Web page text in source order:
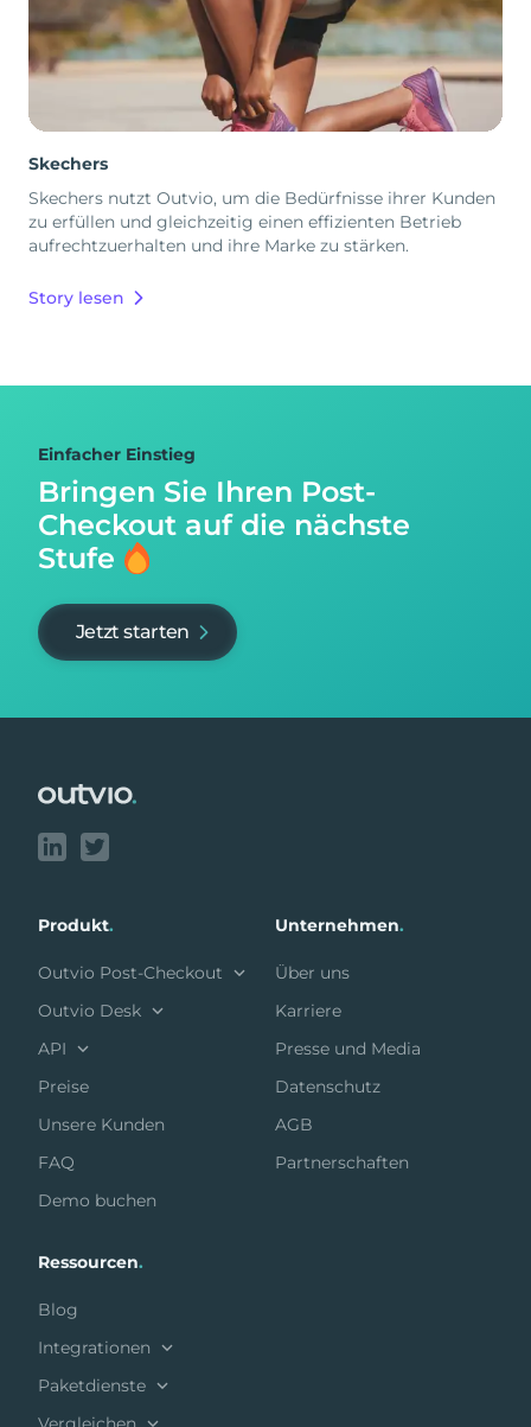
Skechers
Skechers nutzt Outvio, um die Bedürfnisse ihrer Kunden
zu erfüllen und gleichzeitig einen effizienten Betrieb
aufrechtzuerhalten und ihre Marke zu stärken.
Story lesen
Einfacher Einstieg
Bringen Sie Ihren Post-
Checkout auf die nächste
Stufe
Jetzt starten
Produkt.
Outvio Post-Checkout
Outvio Desk
API
Preise
Unsere Kunden
FAQ
Demo buchen
Unternehmen.
Über uns
Karriere
Presse und Media
Datenschutz
AGB
Partnerschaften
Ressourcen.
Blog
Integrationen
Paketdienste